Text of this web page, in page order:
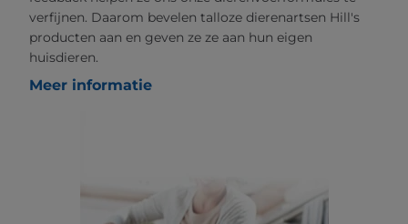
verfijnen. Daarom bevelen talloze dierenartsen Hill's
producten aan en geven ze ze aan hun eigen
huisdieren.
Meer informatie